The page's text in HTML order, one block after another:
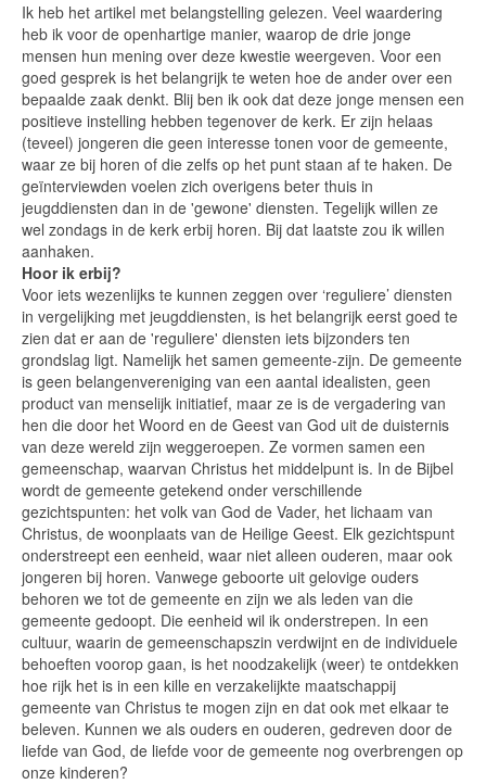
Ik heb het artikel met belangstelling gelezen. Veel waardering
heb ik voor de openhartige manier, waarop de drie jonge
mensen hun mening over deze kwestie weergeven. Voor een
goed gesprek is het belangrijk te weten hoe de ander over een
bepaalde zaak denkt. Blij ben ik ook dat deze jonge mensen een
positieve instelling hebben tegenover de kerk. Er zijn helaas
(teveel) jongeren die geen interesse tonen voor de gemeente,
waar ze bij horen of die zelfs op het punt staan af te haken. De
geïnterviewden voelen zich overigens beter thuis in
jeugddiensten dan in de 'gewone' diensten. Tegelijk willen ze
wel zondags in de kerk erbij horen. Bij dat laatste zou ik willen
aanhaken.
Hoor ik erbij?
Voor iets wezenlijks te kunnen zeggen over ‘reguliere’ diensten
in vergelijking met jeugddiensten, is het belangrijk eerst goed te
zien dat er aan de 'reguliere' diensten iets bijzonders ten
grondslag ligt. Namelijk het samen gemeente-zijn. De gemeente
is geen belangenvereniging van een aantal idealisten, geen
product van menselijk initiatief, maar ze is de vergadering van
hen die door het Woord en de Geest van God uit de duisternis
van deze wereld zijn weggeroepen. Ze vormen samen een
gemeenschap, waarvan Christus het middelpunt is. In de Bijbel
wordt de gemeente getekend onder verschillende
gezichtspunten: het volk van God de Vader, het lichaam van
Christus, de woonplaats van de Heilige Geest. Elk gezichtspunt
onderstreept een eenheid, waar niet alleen ouderen, maar ook
jongeren bij horen. Vanwege geboorte uit gelovige ouders
behoren we tot de gemeente en zijn we als leden van die
gemeente gedoopt. Die eenheid wil ik onderstrepen. In een
cultuur, waarin de gemeenschapszin verdwijnt en de individuele
behoeften voorop gaan, is het noodzakelijk (weer) te ontdekken
hoe rijk het is in een kille en verzakelijkte maatschappij
gemeente van Christus te mogen zijn en dat ook met elkaar te
beleven. Kunnen we als ouders en ouderen, gedreven door de
liefde van God, de liefde voor de gemeente nog overbrengen op
onze kinderen?